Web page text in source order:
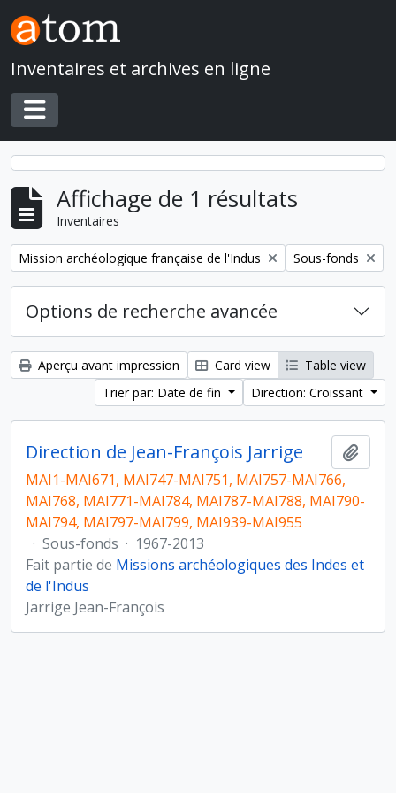
Skip to main content
Inventaires et archives en ligne
Toggle navigation
Affichage de 1 résultats
Inventaires
Remove filter:
Mission archéologique française de l'Indus Remove filter:
Sous-fonds
Options de recherche avancée
Aperçu avant impression Card view
Table view
Trier par: Date de fin
Direction: Croissant
Direction de Jean-François Jarrige
MAI1-MAI671, MAI747-MAI751, MAI757-MAI766,
MAI768, MAI771-MAI784, MAI787-MAI788, MAI790-
MAI794, MAI797-MAI799, MAI939-MAI955
· Sous-fonds · 1967-2013
Fait partie de Missions archéologiques des Indes et
de l'Indus
Jarrige Jean-François